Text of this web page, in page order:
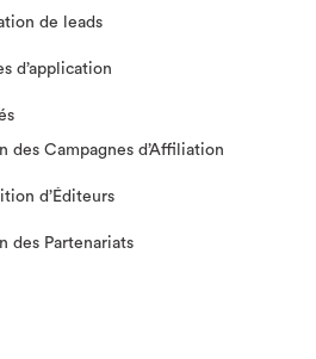
de leads
d’application
des Campagnes d’Affiliation​
d’Éditeurs
des Partenariats